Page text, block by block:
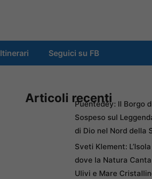
Itinerari Seguici su FB
Articoli recenti
Puentedey: Il Borgo
Sospeso sul
di Dio nel Nord della
Sveti Klement:
dove la Natura
Ulivi e Mare